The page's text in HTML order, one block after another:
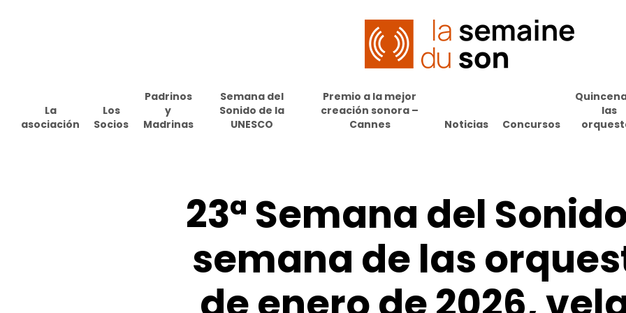
La
asociación
Los
Socios
Padrinos
y
Madrinas
Semana del
Sonido de la
UNESCO
Premio a la mejor
creación sonora –
Cannes
Noticias Concursos
las
23ªSemana del
semana delas